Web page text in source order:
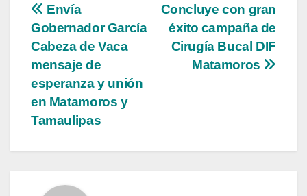
Navegación
de
entradas
Concluye con gran
éxito campaña de
Cirugía Bucal DIF
Matamoros
Envía
Gobernador García
Cabeza de Vaca
mensaje de
esperanza y unión
en Matamoros y
Tamaulipas